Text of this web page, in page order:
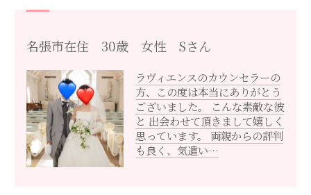
名張市在住 30歳 女性 Sさん
ラヴィエンスのカウンセラーの
方、この度は本当にありがとう
ございました。 こんな素敵な彼
と 出会わせて頂きまして嬉しく
思っています。 両親からの評判
も良く、気遣い…